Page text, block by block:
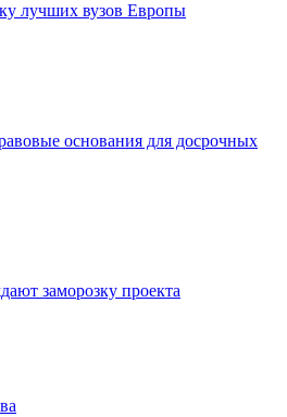
лучших вузов Европы
основания для досрочных
заморозку проекта